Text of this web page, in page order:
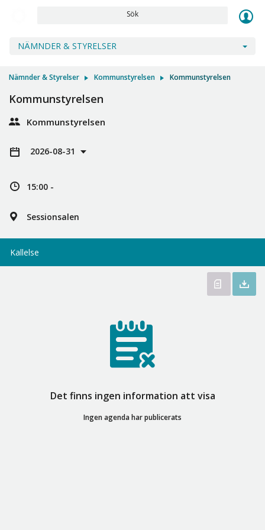
Sök
NÄMNDER & STYRELSER
Nämnder & Styrelser Kommunstyrelsen Kommunstyrelsen
Kommunstyrelsen
Kommunstyrelsen
2026-08-31
15:00 -
Sessionsalen
Kallelse
Det finns ingen information att visa
Ingen agenda har publicerats